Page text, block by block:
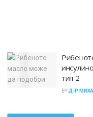
тип 2
BY Д-Р